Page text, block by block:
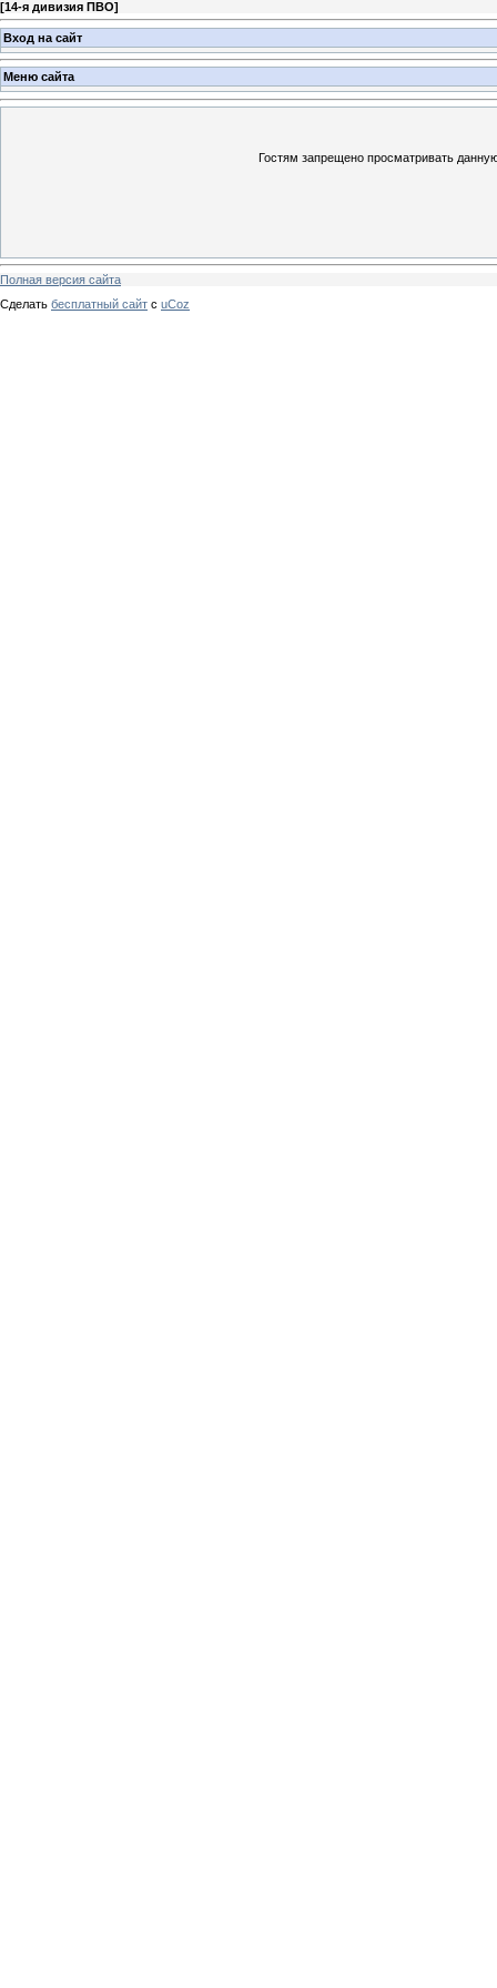
[14-я дивизия ПВО]
Вход на сайт
Меню сайта
Гостям запрещено просматривать
Полная версия сайта
Сделать бесплатный сайт с uCoz